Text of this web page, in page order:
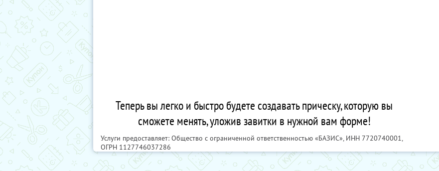
Теперь вы легко и быстро будете создавать прическу, которую вы
сможете менять, уложив завитки в нужной вам форме!
Услуги предоставляет: Общество с ограниченной ответственностью «БАЗИС», ИНН 7720740001,
ОГРН 1127746037286